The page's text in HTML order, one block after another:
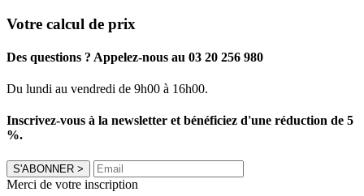
Votre calcul de prix
Des questions ? Appelez-nous au 03 20 256 980
Du lundi au vendredi de 9h00 à 16h00.
Inscrivez-vous à la newsletter et bénéficiez d'une réduction de 5
%.
S'ABONNER >
Merci de votre inscription